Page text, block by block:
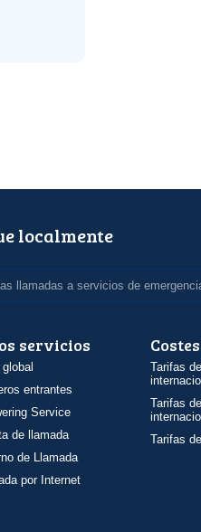
localmente
llamadas a servicios de
servicios
entrantes
Service
de llamada
de Llamada
por Internet
Costes
Tarifas
Tarifas
Tarifas